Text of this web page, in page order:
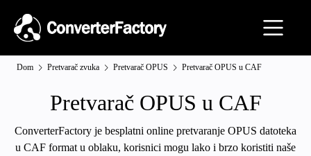
Dom Pretvarač zvuka Pretvarač OPUS Pretvarač OPUS u CAF
Pretvarač OPUS u CAF
ConverterFactory je besplatni online pretvaranje OPUS datoteka
u CAF format u oblaku, korisnici mogu lako i brzo koristiti naše